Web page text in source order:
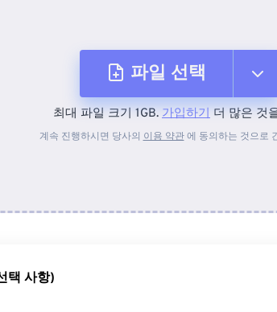
파일 선택
장치에서
최대 파일 크기 1GB. 가입하기 더 많은 것
계속 진행하시면 당사의 이용 약관에 동의하는 것으로
택 사항)